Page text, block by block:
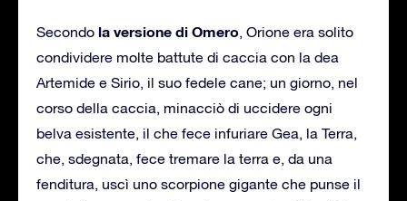
Secondo la versione di Omero, Orione era solito
condividere molte battute di caccia con la dea
Artemide e Sirio, il suo fedele cane; un giorno, nel
corso della caccia, minacciò di uccidere ogni
belva esistente, il che fece infuriare Gea, la Terra,
che, sdegnata, fece tremare la terra e, da una
fenditura, uscì uno scorpione gigante che punse il